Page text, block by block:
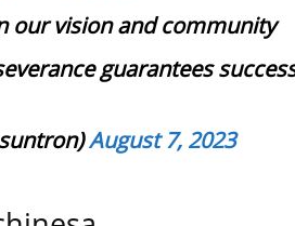
our vision and community
guarantees
August 7, 2023